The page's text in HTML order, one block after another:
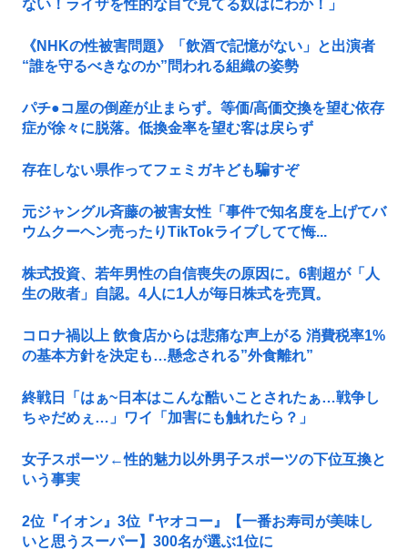
ない！ライザを性的な目で見てる奴はにわか！」
《NHKの性被害問題》「飲酒で記憶がない」と出演者
“誰を守るべきなのか”問われる組織の姿勢
パチ●コ屋の倒産が止まらず。等価/高価交換を望む依存
症が徐々に脱落。低換金率を望む客は戻らず
存在しない県作ってフェミガキども騙すぞ
元ジャングル斉藤の被害女性「事件で知名度を上げてバ
ウムクーヘン売ったりTikTokライブしてて悔...
株式投資、若年男性の自信喪失の原因に。6割超が「人
生の敗者」自認。4人に1人が毎日株式を売買。
コロナ禍以上 飲食店からは悲痛な声上がる 消費税率1%
の基本方針を決定も…懸念される”外食離れ”
終戦日「はぁ~日本はこんな酷いことされたぁ…戦争し
ちゃだめぇ…」ワイ「加害にも触れたら？」
女子スポーツ←性的魅力以外男子スポーツの下位互換と
いう事実
2位『イオン』3位『ヤオコー』【一番お寿司が美味し
いと思うスーパー】300名が選ぶ1位に